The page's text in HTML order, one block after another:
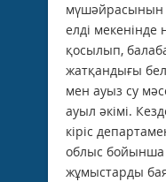
мүшәйрасынын
елді мекенінде
қосылып,
жатқандығы
мен ауыз су
ауыл әкімі.
кіріс
облыс бойынша
жұмыстарды